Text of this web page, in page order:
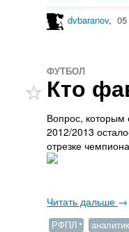
dvbaranov,
ФУТБОЛ
Кто
Вопрос, которым
2012/2013
отрезке
Читать дальше →
РФПЛ